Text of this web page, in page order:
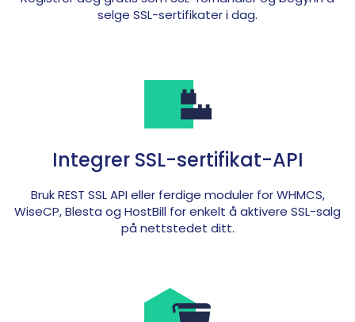
selge SSL-sertifikater i dag.
Integrer SSL-sertifikat-API
Bruk REST SSL API eller ferdige moduler for WHMCS,
WiseCP, Blesta og HostBill for enkelt å aktivere SSL-salg
på nettstedet ditt.